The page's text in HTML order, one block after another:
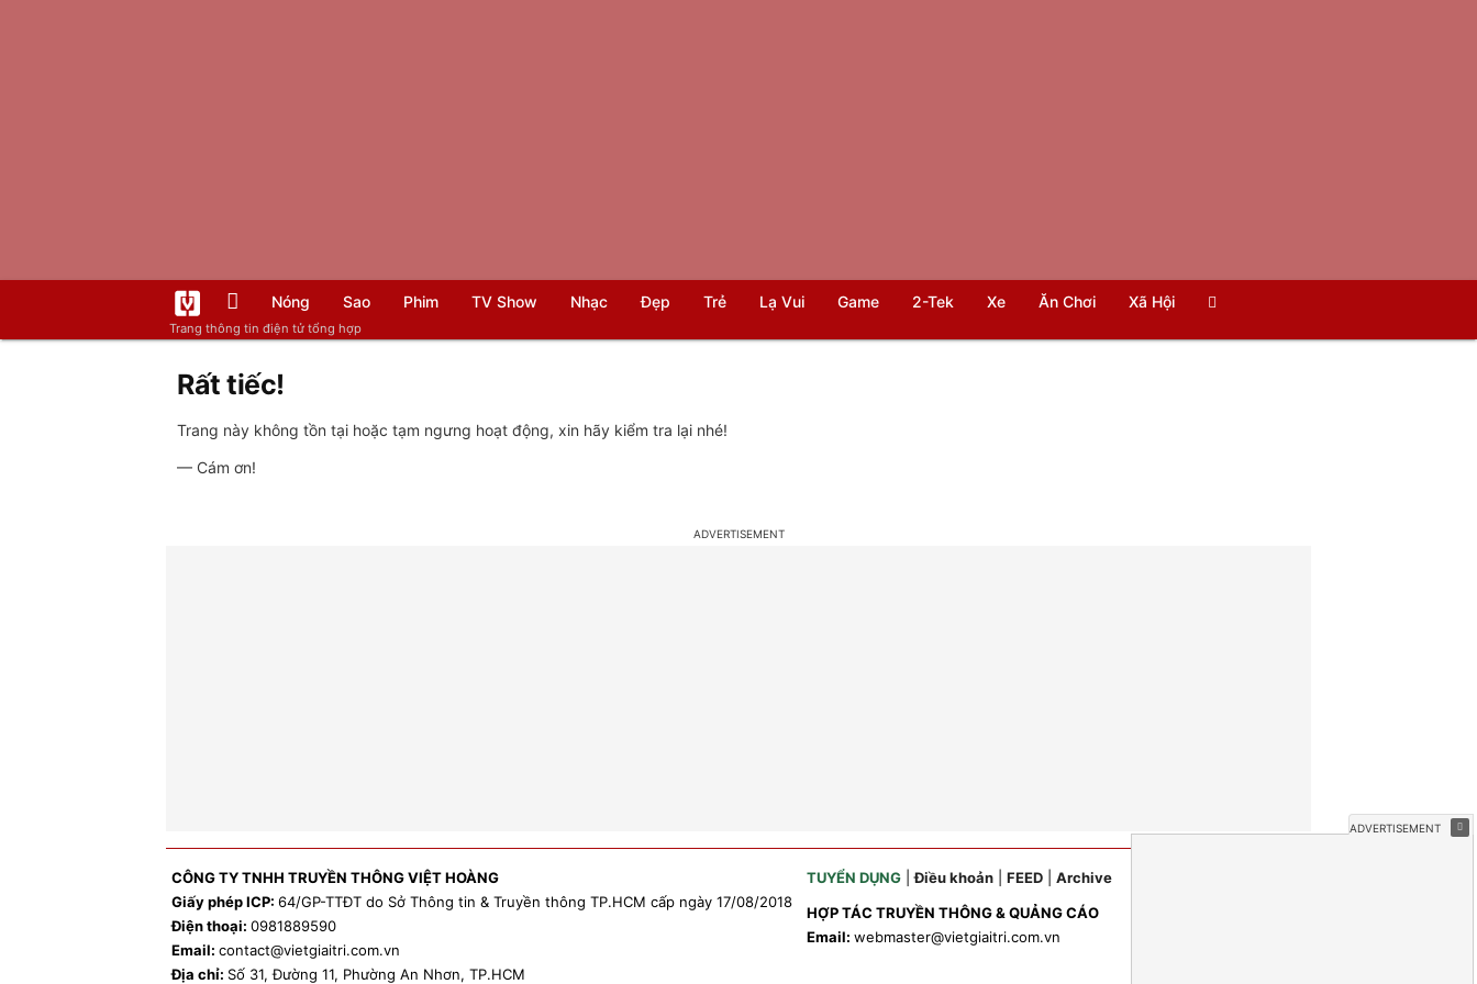
Trang thông tin điện tử tổng hợp
Nóng Sao Phim TV Show Nhạc Đẹp Trẻ Lạ Vui Game 2-Tek Xe Ăn Chơi Xã Hội
Rất tiếc!
Trang này không tồn tại hoặc tạm ngưng hoạt động, xin hãy kiểm tra lại nhé!
— Cám ơn!
CÔNG TY TNHH TRUYỀN THÔNG VIỆT HOÀNG
Giấy phép ICP: 64/GP-TTĐT do Sở Thông tin & Truyền thông TP.HCM cấp ngày 17/08/2018
Điện thoại: 0981889590
Email: contact@vietgiaitri.com.vn
Địa chỉ: Số 31, Đường 11, Phường An Nhơn, TP.HCM
TUYỂN DỤNG|Điều khoản| FEED| Archive
HỢP TÁC TRUYỀN THÔNG & QUẢNG CÁO
Email: webmaster@vietgiaitri.com.vn